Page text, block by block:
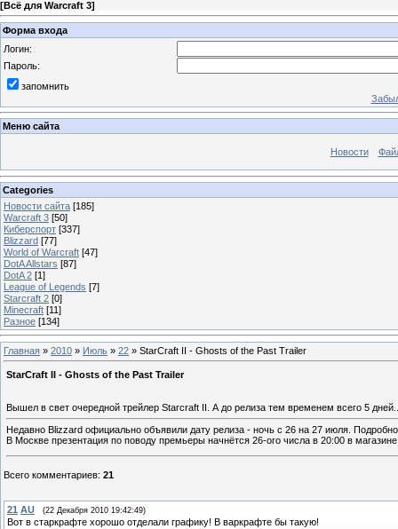
[Всё для Warcraft 3]
Форма входа
Логин:
Пароль:
запомнить
Меню сайта
Новости
Categories
Новости сайта [185]
Warcraft 3 [50]
Киберспорт [337]
Blizzard [77]
World of Warcraft [47]
DotA Allstars [87]
DotA 2 [1]
League of Legends [7]
Starcraft 2 [0]
Minecraft [11]
Разное [134]
Главная » 2010 » Июль » 22 » StarCraft II - Ghosts of the Past Trailer
StarCraft II - Ghosts of the Past Trailer
Вышел в свет очередной трейлер Starcraft II. А до релиза тем временем всего 5
Недавно Blizzard официально объявили дату релиза - ночь с 26 на 27 июля.
В Москве презентация по поводу премьеры начнётся 26-ого числа в 20:00 в
Всего комментариев: 21
21 AU (22 Декабря 2010 19:42:49)
Вот в старкрафте хорошо отделали графику! В варкрафте бы такую!